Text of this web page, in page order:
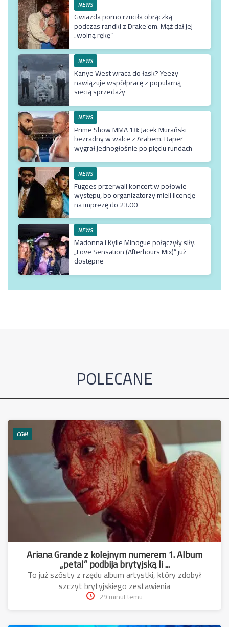
NEWS
Gwiazda porno rzuciła obrączką
podczas randki z Drake’em. Mąż dał jej
„wolną rękę”
NEWS
Kanye West wraca do łask? Yeezy
nawiązuje współpracę z popularną
siecią sprzedaży
NEWS
Prime Show MMA 18: Jacek Murański
bezradny w walce z Arabem. Raper
wygrał jednogłośnie po pięciu rundach
NEWS
Fugees przerwali koncert w połowie
występu, bo organizatorzy mieli licencję
na imprezę do 23.00
NEWS
Madonna i Kylie Minogue połączyły siły.
„Love Sensation (Afterhours Mix)” już
dostępne
POLECANE
CGM
Ariana Grande z kolejnym numerem 1. Album
„petal” podbija brytyjską li ...
To już szósty z rzędu album artystki, który zdobył
szczyt brytyjskiego zestawienia
29 minut temu